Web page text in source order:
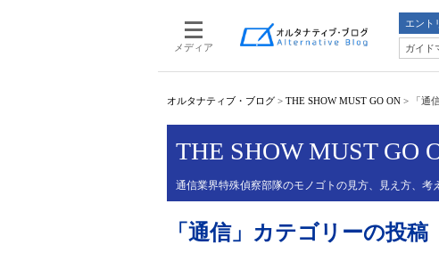
メディア
エント
ガイド
オルタナティブ・ブログ > THE SHOW MUST GO ON > 「通
THE SHOW MUST GO
通信業界特殊偵察部隊のモノゴトの見方、見え方、考
「通信」カテゴリーの投稿